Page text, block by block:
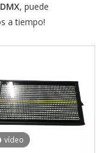
, puede
a tiempo!
vídeo